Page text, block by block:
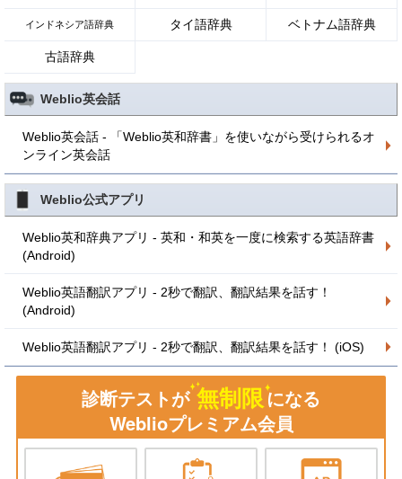
インドネシア語辞典 タイ語辞典 ベトナム語辞典
古語辞典
Weblio英会話
Weblio英会話 - 「Weblio英和辞書」を使いながら受けられるオ
ンライン英会話
Weblio公式アプリ
Weblio英和辞典アプリ - 英和・和英を一度に検索する英語辞書
(Android)
Weblio英語翻訳アプリ - 2秒で翻訳、翻訳結果を話す！
(Android)
Weblio英語翻訳アプリ - 2秒で翻訳、翻訳結果を話す！ (iOS)
診断テストが 無制限になる
Weblioプレミアム会員